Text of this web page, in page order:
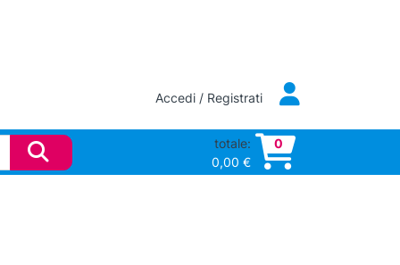
Accedi / Registrati
totale:
0,00 €
0